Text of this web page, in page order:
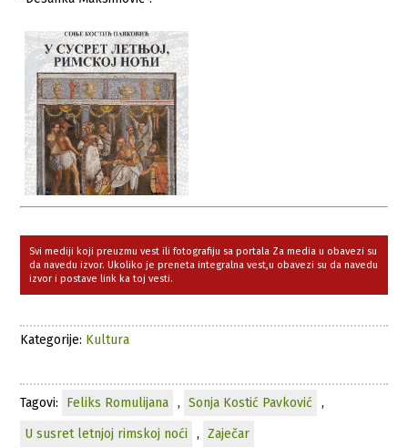
Svi mediji koji preuzmu vest ili fotografiju sa portala Za media u obavezi su
da navedu izvor. Ukoliko je preneta integralna vest,u obavezi su da navedu
izvor i postave link ka toj vesti.
Kategorije: Kultura
Tagovi: Feliks Romulijana , Sonja Kostić Pavković
,
U susret letnjoj rimskoj noći
, Zaječar